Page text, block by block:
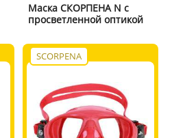
Маска СКОРПЕНА N с
просветленной оптикой
SCORPENA